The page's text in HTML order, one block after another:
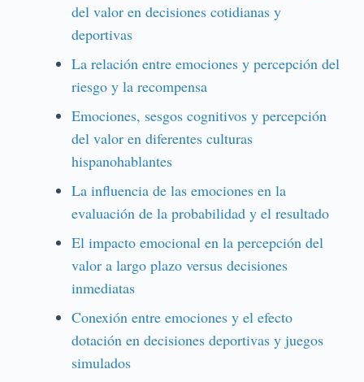
del valor en decisiones cotidianas y
deportivas
La relación entre emociones y percepción del
riesgo y la recompensa
Emociones, sesgos cognitivos y percepción
del valor en diferentes culturas
hispanohablantes
La influencia de las emociones en la
evaluación de la probabilidad y el resultado
El impacto emocional en la percepción del
valor a largo plazo versus decisiones
inmediatas
Conexión entre emociones y el efecto
dotación en decisiones deportivas y juegos
simulados